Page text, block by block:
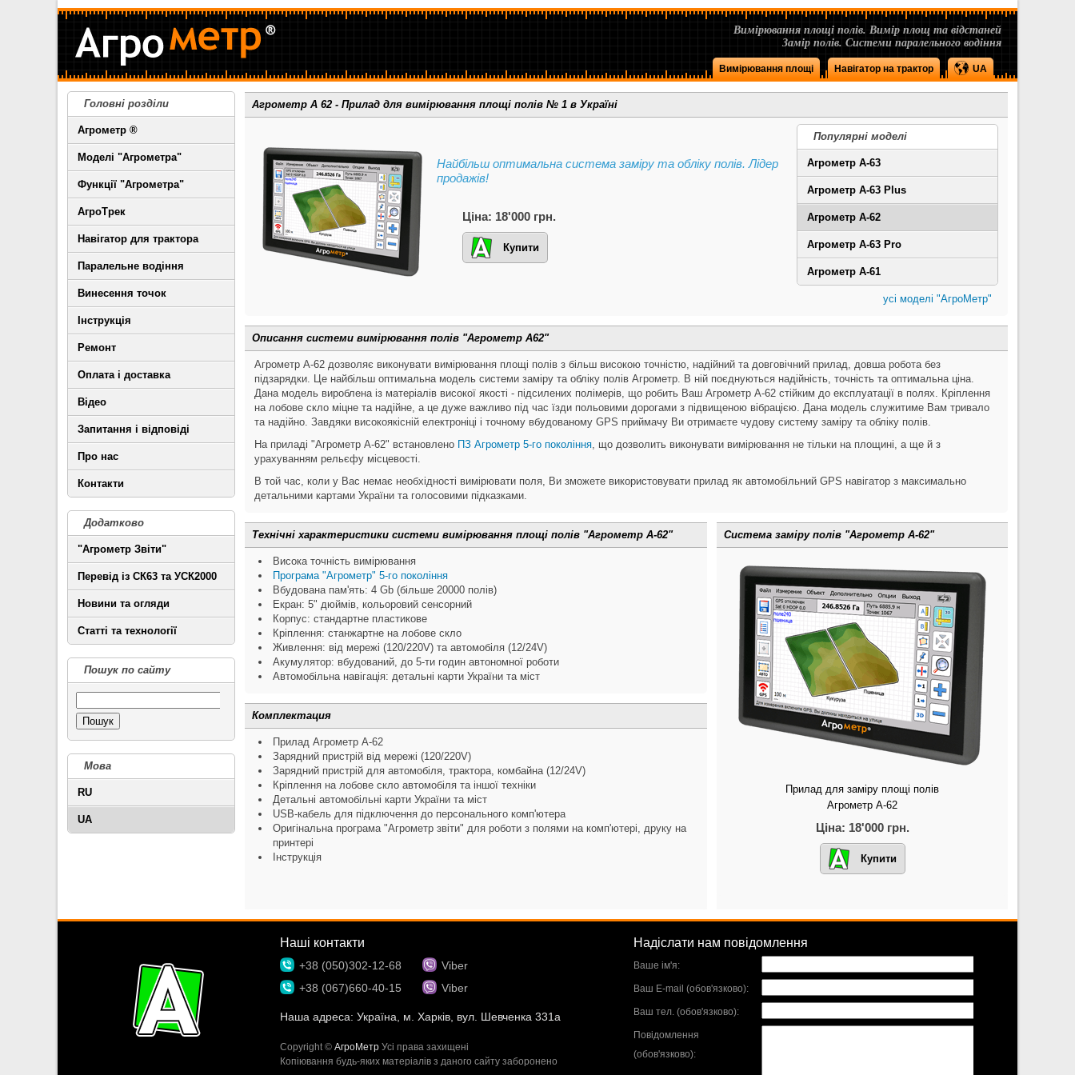
Вимірювання площі полів. Вимір площ та відстаней
Замір полів. Системи паралельного водіння
Вимірювання площі Навігатор на трактор UA
Головні розділи
Агрометр ®
Моделі "Агрометра"
Функції "Агрометра"
АгроТрек
Навігатор для трактора
Паралельне водіння
Винесення точок
Інструкція
Ремонт
Оплата і доставка
Відео
Запитання і відповіді
Про нас
Контакти
Додатково
"Агрометр Звіти"
Перевід із СК63 та УСК2000
Новини та огляди
Статті та технології
Пошук по сайту
Пошук
Мова
RU
UA
Агрометр А 62 - Прилад для вимірювання площі полів № 1 в Україні
Популярні моделі
Агрометр А-63
Агрометр А-63 Plus
Агрометр А-62
Агрометр А-63 Pro
Агрометр А-61
усі моделі "АгроМетр"
Найбільш оптимальна система заміру та обліку полів. Лідер
продажів!
Ціна: 18'000 грн.
Купити
Описання системи вимірювання полів "Агрометр А62"
Агрометр А-62 дозволяє виконувати вимірювання площі полів з більш високою точністю, надійний та довговічний прилад, довша робота без
підзарядки. Це найбільш оптимальна модель системи заміру та обліку полів Агрометр. В ній поєднуються надійність, точність та оптимальна ціна.
Дана модель вироблена із матеріалів високої якості - підсилених полімерів, що робить Ваш Агрометр А-62 стійким до експлуатації в полях. Кріплення
на лобове скло міцне та надійне, а це дуже важливо під час їзди польовими дорогами з підвищеною вібрацією. Дана модель служитиме Вам тривало
та надійно. Завдяки високоякісній електроніці і точному вбудованому GPS приймачу Ви отримаєте чудову систему заміру та обліку полів.
На приладі "Агрометр A-62" встановлено ПЗ Агрометр 5-го покоління, що дозволить виконувати вимірювання не тільки на площині, а ще й з
урахуванням рельєфу місцевості.
В той час, коли у Вас немає необхідності вимірювати поля, Ви зможете використовувати прилад як автомобільний GPS навігатор з максимально
детальними картами України та голосовими підказками.
Технічні характеристики системи вимірювання площі полів "Агрометр А-62"
Висока точність вимірювання
Програма "Агрометр" 5-го покоління
Вбудована пам'ять: 4 Gb (більше 20000 полів)
Екран: 5" дюймів, кольоровий сенсорний
Корпус: стандартне пластикове
Кріплення: станжартне на лобове скло
Живлення: від мережі (120/220V) та автомобіля (12/24V)
Акумулятор: вбудований, до 5-ти годин автономної роботи
Автомобільна навігація: детальні карти України та міст
Комплектация
Прилад Агрометр А-62
Зарядний пристрій від мережі (120/220V)
Зарядний пристрій для автомобіля, трактора, комбайна (12/24V)
Кріплення на лобове скло автомобіля та іншої техніки
Детальні автомобільні карти України та міст
USB-кабель для підключення до персонального комп'ютера
Оригінальна програма "Агрометр звіти" для роботи з полями на комп'ютері, друку на
принтері
Інструкція
Система заміру полів "Агрометр А-62"
Прилад для заміру площі полів
Агрометр А-62
Ціна: 18'000 грн.
Купити
Наші контакти
+38 (050)302-12-68
+38 (067)660-40-15
Viber
Viber
Наша адреса: Україна, м. Харків, вул. Шевченка 331а
Copyright © АгроМетр Усі права захищені
Копіювання будь-яких матеріалів з даного сайту заборонено
Надіслати нам повідомлення
Ваше ім'я:
Ваш E-mail (обов'язково):
Ваш тел. (обов'язково):
Повідомлення
(обов'язково):